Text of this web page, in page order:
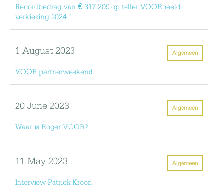
Recordbedrag van € 317.209 op teller VOORbeeld-
verkiezing 2024
Algemeen
1 August 2023
VOOR partnerweekend
Algemeen
20 June 2023
Waar is Roger VOOR?
Algemeen
11 May 2023
Interview Patrick Kroon